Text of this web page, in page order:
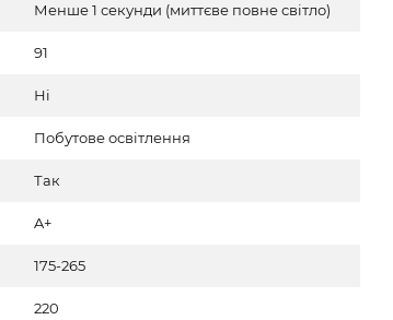
Менше 1 секунди (миттєве повне світло)
91
Ні
Побутове освітлення
Так
A+
175-265
220